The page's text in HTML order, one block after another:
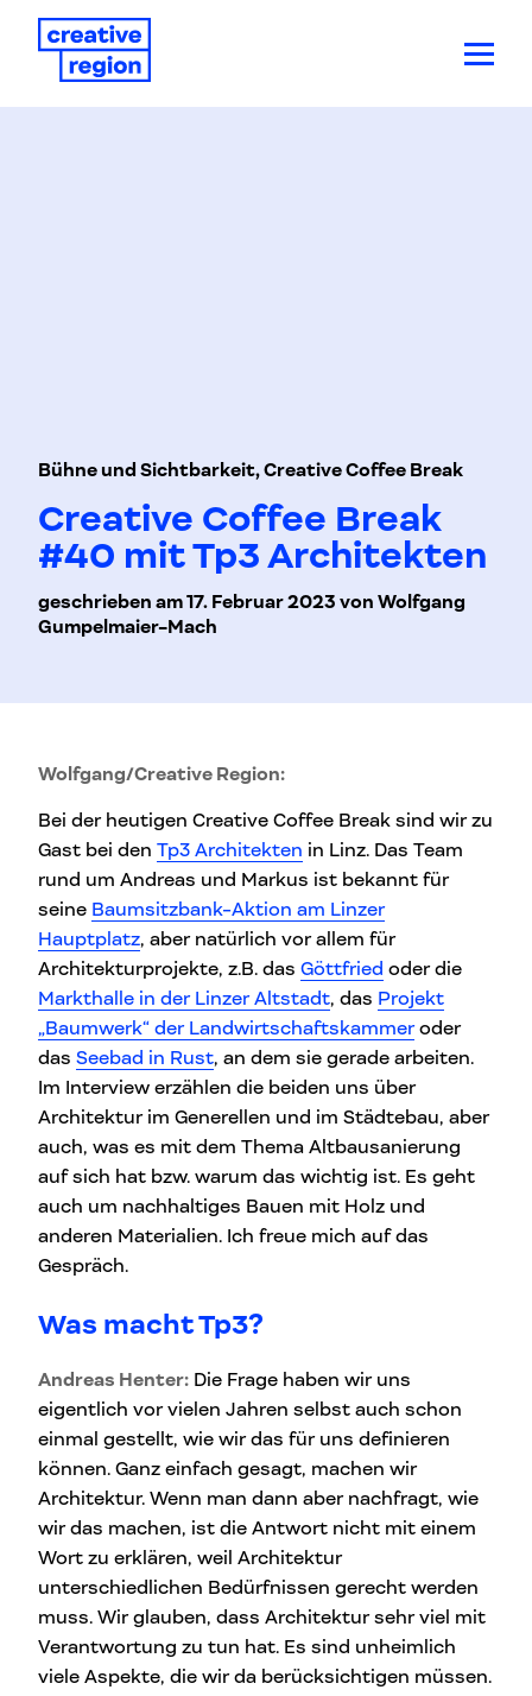
Bühne und Sichtbarkeit, Creative Coffee Break
Creative Coffee Break
#40 mit Tp3 Architekten
geschrieben am 17. Februar 2023 von Wolfgang
Gumpelmaier-Mach
Wolfgang/Creative Region:
Bei der heutigen Creative Coffee Break sind wir zu
Gast bei den Tp3 Architekten in Linz. Das Team
rund um Andreas und Markus ist bekannt für
seine Baumsitzbank-Aktion am Linzer
Hauptplatz, aber natürlich vor allem für
Architekturprojekte, z.B. das Göttfried oder die
Markthalle in der Linzer Altstadt, das Projekt
„Baumwerk“ der Landwirtschaftskammeroder
das Seebad in Rust, an dem sie gerade arbeiten.
Im Interview erzählen die beiden uns über
Architektur im Generellen und im Städtebau, aber
auch, was es mit dem Thema Altbausanierung
auf sich hat bzw. warum das wichtig ist. Es geht
auch um nachhaltiges Bauen mit Holz und
anderen Materialien. Ich freue mich auf das
Gespräch.
Was macht Tp3?
Andreas Henter: Die Frage haben wir uns
eigentlich vor vielen Jahren selbst auch schon
einmal gestellt, wie wir das für uns definieren
können. Ganz einfach gesagt, machen wir
Architektur. Wenn man dann aber nachfragt, wie
wir das machen, ist die Antwort nicht mit einem
Wort zu erklären, weil Architektur
unterschiedlichen Bedürfnissen gerecht werden
muss. Wir glauben, dass Architektur sehr viel mit
Verantwortung zu tun hat. Es sind unheimlich
viele Aspekte, die wir da berücksichtigen müssen.